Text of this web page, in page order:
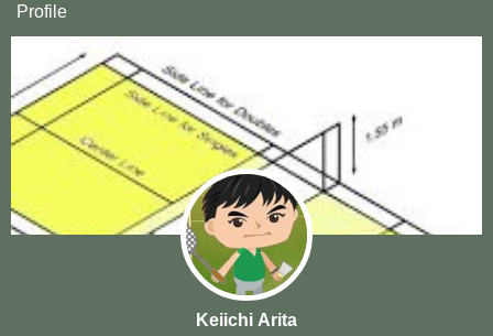
Profile
Keiichi Arita